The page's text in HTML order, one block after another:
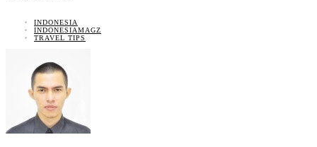
INDONESIA
INDONESIAMAGZ
TRAVEL TIPS